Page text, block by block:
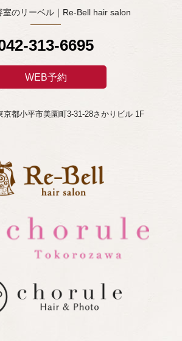
室のリーベル｜Re-Bell hair salon
313-6695
WEB予約
都小平市美園町3-31-28さかりビル 1F